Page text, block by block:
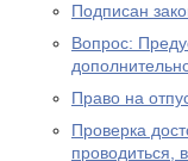
Подписан
Вопрос:
Право на
Проверка
проводиться,